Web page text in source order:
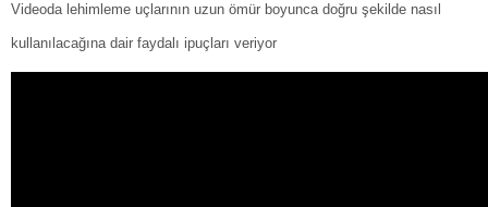
Videoda lehimleme uçlarının uzun ömür boyunca doğru şekilde nasıl
kullanılacağına dair faydalı ipuçları veriyor